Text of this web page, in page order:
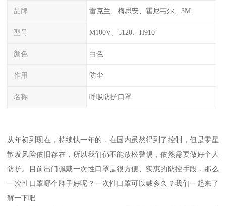
品牌 雷克兰、梅思安、霍尼韦尔、3M
型号 M100V、5120、H910
颜色 白色
作用 防尘
名称 呼吸防护口罩
从年初到现在，持续快一年的，在国内虽然得到了控制，但是零星
散发风险依旧存在，所以我们仍不能放松警惕，依然需要做好个人
防护。目前出门佩戴一次性口罩是很方便、实惠的防控手段，那么
一次性口罩哪个牌子好呢？一次性口罩可以戴多久？我们一起来了
解一下吧